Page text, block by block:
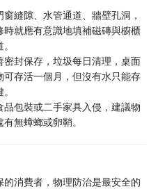
縫隙、水管通道、牆壁孔洞，
就應有意識地填補磁磚與櫥櫃
密封保存，垃圾每日清理，桌面
存活一個月，但沒有水只能存
品包裝或二手家具入侵，建議物
無蟑螂或卵鞘。
消費者，物理防治是最安全的